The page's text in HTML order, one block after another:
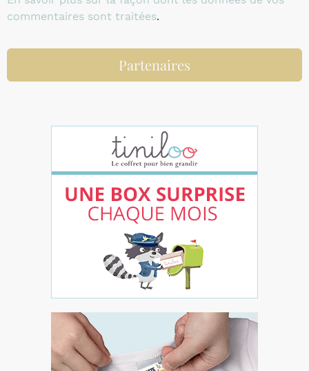
commentaires sont traitées.
Partenaires